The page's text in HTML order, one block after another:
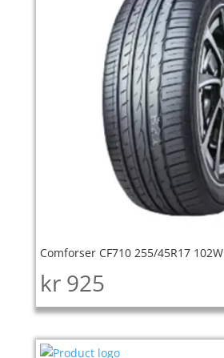
Comforser CF710 255/45R17 102W
kr 925